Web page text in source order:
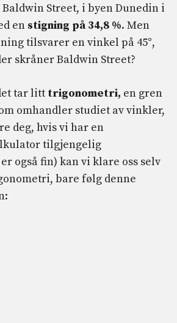
Baldwin Street, i byen Dunedin i
en stigning på 34,8 %. Men
tilsvarer en vinkel på 45°,
skråner Baldwin Street?
tar litt trigonometri, en gren
omhandler studiet av vinkler,
deg, hvis vi har en
tilgjengelig
også fin) kan vi klare oss selv
bare følg denne